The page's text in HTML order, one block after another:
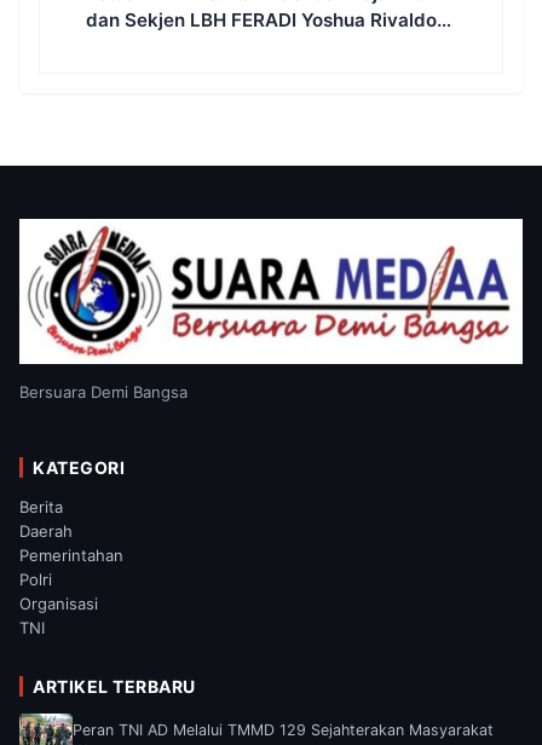
dan Sekjen LBH FERADI Yoshua Rivaldo
Bersuara Demi Bangsa
KATEGORI
Berita
Daerah
Pemerintahan
Polri
Organisasi
TNI
ARTIKEL TERBARU
Peran TNI AD Melalui TMMD 129 Sejahterakan Masyarakat